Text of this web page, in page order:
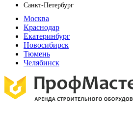
Санкт-Петербург
Москва
Краснодар
Екатеринбург
Новосибирск
Тюмень
Челябинск